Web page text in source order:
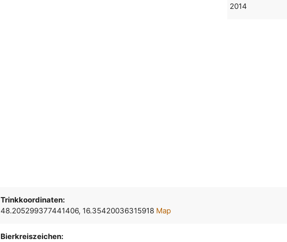
2014
Trinkkoordinaten:
48.205299377441406, 16.35420036315918 Map
Bierkreiszeichen: